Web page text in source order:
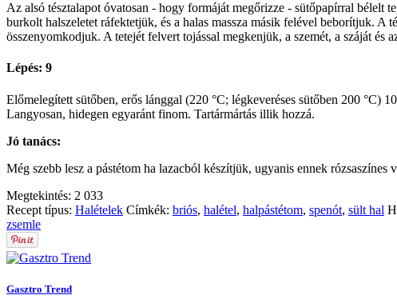
Az alsó tésztalapot óvatosan - hogy formáját megőrizze - sütőpapírral bélelt
burkolt halszeletet ráfektetjük, és a halas massza másik felével beborítjuk. A
összenyomkodjuk. A tetejét felvert tojással megkenjük, a szemét, a száját
Lépés: 9
Előmelegített sütőben, erős lánggal (220 °C; légkeveréses sütőben 200
Langyosan, hidegen egyaránt finom. Tartármártás illik hozzá.
Jó tanács:
Még szebb lesz a pástétom ha lazacból készítjük, ugyanis ennek rózsaszínes
Megtekintés: 2 033
Recept típus: Halételek Címkék: briós, halétel, halpástétom, spenót, sült hal
zsemle
Gasztro Trend